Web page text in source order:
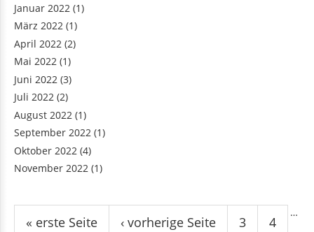
Januar 2022 (1)
März 2022 (1)
April 2022 (2)
Mai 2022 (1)
Juni 2022 (3)
Juli 2022 (2)
August 2022 (1)
September 2022 (1)
Oktober 2022 (4)
November 2022 (1)
Seiten
« erste Seite ‹ vorherige Seite
…
3 4